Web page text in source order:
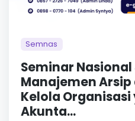
Semnas
Seminar
Manajemen
Kelola
Akunta...